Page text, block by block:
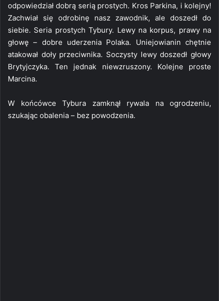
odpowiedział dobrą serią prostych. Kros Parkina, i kolejny!
Zachwiał się odrobinę nasz zawodnik, ale doszedł do
siebie. Seria prostych Tybury. Lewy na korpus, prawy na
głowę – dobre uderzenia Polaka. Uniejowianin chętnie
atakował doły przeciwnika. Soczysty lewy doszedł głowy
Brytyjczyka. Ten jednak niewzruszony. Kolejne proste
Marcina.
W końcówce Tybura zamknął rywala na ogrodzeniu,
szukając obalenia – bez powodzenia.